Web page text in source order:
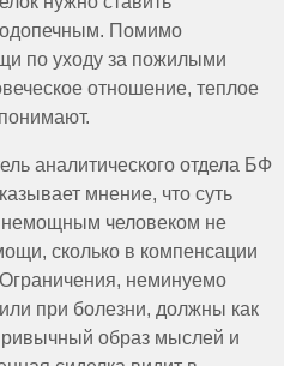
Помимо
по уходу за пожилыми
отношение, теплое
аналитического отдела БФ
мнение, что суть
немощным человеком не
сколько в компенсации
неминуемо
при болезни, должны как
образ мыслей и